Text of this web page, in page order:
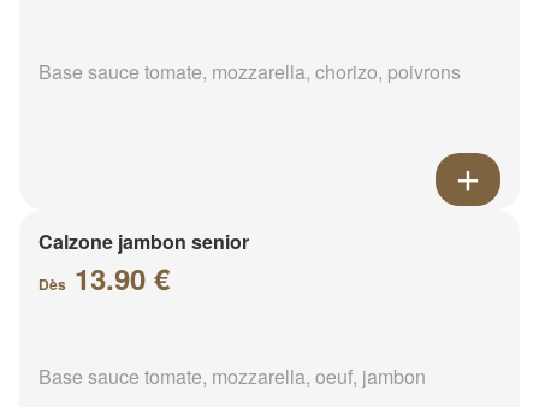
Base sauce tomate, mozzarella, chorizo, poivrons
Calzone jambon senior
Dès 13.90 €
Base sauce tomate, mozzarella, oeuf, jambon